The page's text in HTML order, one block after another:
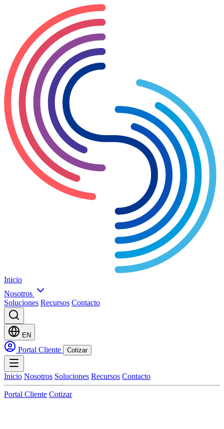
Inicio
Nosotros
Soluciones Recursos Contacto
EN
Portal Cliente Cotizar
Inicio Nosotros Soluciones Recursos Contacto
Portal Cliente Cotizar